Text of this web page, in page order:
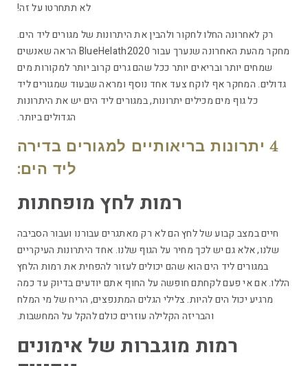
לא תתחרטו על זה!
רק לאחרונה החלו לחקור ולהבין את היתרונות של מגורים ליד הים.
מחקר מהעת האחרונה שנערך עבור BlueHelath2020 הראה שאנשים
שמחים יותר ובריאים יותר ככל שהם גרים קרוב יותר למקורות מים
גדולים. המחקר אף לוקח צעד אחד נוסף ומראה שבעוד שמגורים ליד
כל גוף מים מכילים יתרונות, במגורים ליד הים יש את היתרונות
הגדולים ביותר.
4 יתרונות בריאותיים למגורים בדירה
ליד הים:
רמות לחץ מופחתות
חיים במצב קבוע של לחץ הם לא רק מאתגרים עבורנו ועבור הסביבה
שלנו, אלא גם יש לכך מחיר על הגוף שלנו. אחד היתרונות העיקריים
במגורים ליד הים הוא שהם יכולים לעזור להפחית את רמות הלחץ
הללו. אם אי פעם לקחתם חופשה על החוף אתם יודעים בדיוק עד כמה
מרגיע יכול הים להיות. צלילי הגלים המתנפצים, הריח של מי המלח
והבריזה הקלילה עוזרים כולם להקל על המחשבות.
רמות מוגברות של אימונים